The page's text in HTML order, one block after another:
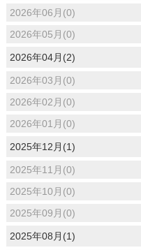
2026年06月(0)
2026年05月(0)
2026年04月(2)
2026年03月(0)
2026年02月(0)
2026年01月(0)
2025年12月(1)
2025年11月(0)
2025年10月(0)
2025年09月(0)
2025年08月(1)